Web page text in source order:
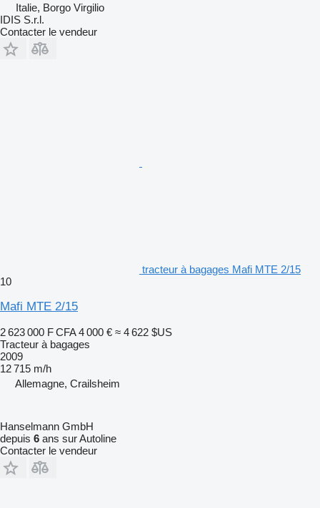
Italie, Borgo Virgilio
IDIS S.r.l.
Contacter le vendeur
tracteur à bagages Mafi MTE 2/15
10
Mafi MTE 2/15
2 623 000 F CFA 4 000 € ≈ 4 622 $US
Tracteur à bagages
2009
12 715 m/h
Allemagne, Crailsheim
Hanselmann GmbH
depuis 6 ans sur Autoline
Contacter le vendeur